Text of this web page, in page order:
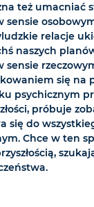
też umacniać
sensie
relacje
naszych
sensie
się na
psychicznym
próbuje
się do
Chce w ten